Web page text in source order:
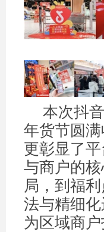
本次抖
年货节圆
更彰显了
与商户的
局，到福
法与精细
为区域商